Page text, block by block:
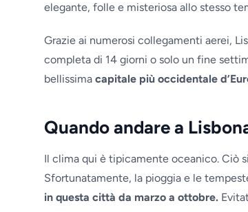
elegante, folle e misteriosa allo stesso
Grazie ai numerosi collegamenti aerei,
completa di 14 giorni o solo un fine
bellissima capitale più occidentale
Quando andare a
Il clima qui è tipicamente oceanico. Ciò
Sfortunatamente, la pioggia e le
in questa città da marzo a ottobre.